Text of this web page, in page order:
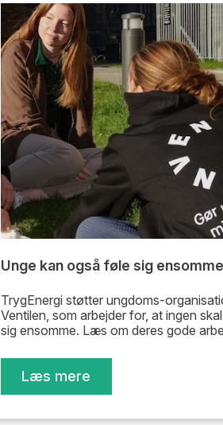
Unge kan også føle sig ensomme
TrygEnergi støtter ungdoms-
Ventilen, som arbejder for, at ingen
sig ensomme. Læs om deres gode
Læs mere